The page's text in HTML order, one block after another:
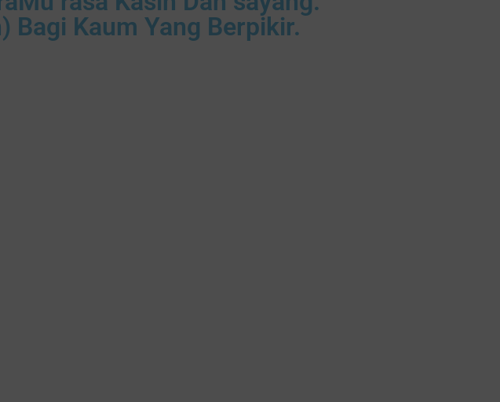
Bagi Kaum Yang Berpikir.